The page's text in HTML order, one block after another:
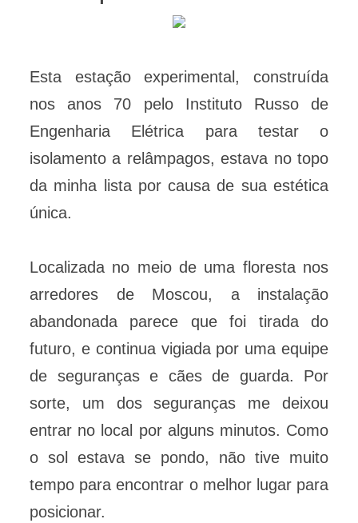
Esta estação experimental, construída
nos anos 70 pelo Instituto Russo de
Engenharia Elétrica para testar o
isolamento a relâmpagos, estava no topo
da minha lista por causa de sua estética
única.
Localizada no meio de uma floresta nos
arredores de Moscou, a instalação
abandonada parece que foi tirada do
futuro, e continua vigiada por uma equipe
de seguranças e cães de guarda. Por
sorte, um dos seguranças me deixou
entrar no local por alguns minutos. Como
o sol estava se pondo, não tive muito
tempo para encontrar o melhor lugar para
posicionar.